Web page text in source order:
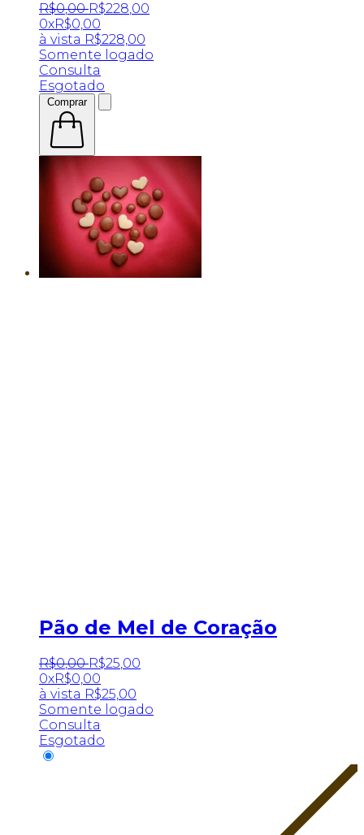
R$0,00 R$228,00
0xR$0,00
à vista R$228,00
Somente logado
Consulta
Esgotado
Comprar
Pão de Mel de Coração
R$0,00 R$25,00
0xR$0,00
à vista R$25,00
Somente logado
Consulta
Esgotado